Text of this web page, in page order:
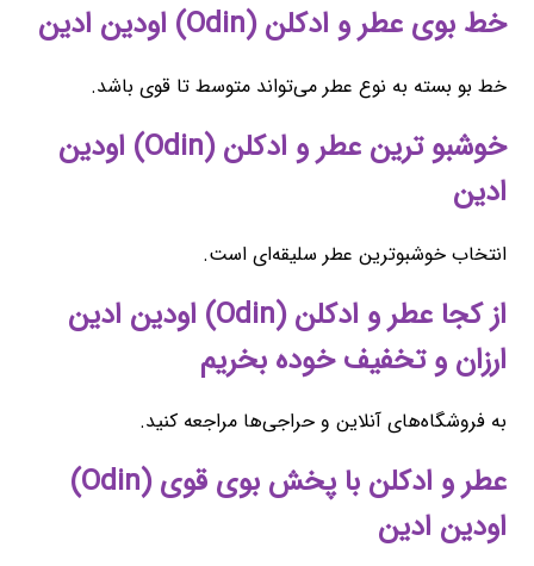
خط بوی عطر و ادکلن (Odin) اودین ادین
خط بو بسته به نوع عطر می‌تواند متوسط تا قوی باشد.
خوشبو ترین عطر و ادکلن (Odin) اودین
ادین
انتخاب خوشبوترین عطر سلیقه‌ای است.
از کجا عطر و ادکلن (Odin) اودین ادین
ارزان و تخفیف خوده بخریم
به فروشگاه‌های آنلاین و حراجی‌ها مراجعه کنید.
عطر و ادکلن با پخش بوی قوی (Odin)
اودین ادین